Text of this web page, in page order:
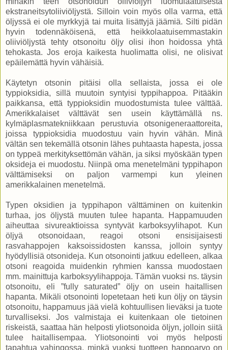
ekstraneitsytoliiviöljystä. Silloin voin myös olla varma, että
öljyssä ei ole myrkkyjä tai muita lisättyjä jäämiä. Silti pidän
hyvin todennäköisenä, että heikkolaatuisemmastakin
oliiviöljystä tehty otsonoitu öljy olisi ihon hoidossa yhtä
tehokasta. Jos eroja kaikesta huolimatta olisi, ne olisivat
epäilemättä hyvin vähäisiä.
Käytetyn otsonin pitäisi olla sellaista, jossa ei ole
typpioksidia, sillä muutoin syntyisi typpihappoa. Pitääkin
paikkansa, että typpioksidin muodostumista tulee välttää.
Amerikkalaiset välttävät sen usein käyttämällä ns.
kylmäplasmatekniikkaan perustuvia otsonigeneraattoreita,
joissa typpioksidia muodostuu vain hyvin vähän. Minä
vältän sen tekemällä otsonin lähes puhtaasta hapesta, jossa
on typpeä merkityksettömän vähän, ja siksi myöskään typen
oksideja ei muodostu. Niinpä oma menetelmäni typpihapon
välttämiseksi on paljon varmempi kun yleinen
amerikkalainen menetelmä.
Typen oksidien ja typpihapon välttäminen on kuitenkin
turhaa, jos öljystä muuten tulee hapanta. Happamuuden
aiheuttaa sivureaktioissa syntyvät karboksyylihapot. Kun
öljyä otsonoidaan, reagoi otsoni ensisijaisesti
rasvahappojen kaksoissidosten kanssa, jolloin syntyy
hyödyllisiä otsonideja. Kun otsonointi jatkuu edelleen, alkaa
otsoni reagoida muidenkin ryhmien kanssa muodostaen
mm. mainittuja karboksyylihappoja. Tämän vuoksi ns. täysin
otsonoitu, eli ”fully saturated” öljy on usein haitallisen
hapanta. Mikäli otsonointi lopetetaan heti kun öljy on täysin
otsonoitu, happamuus jää vielä kohtuullisen lieväksi ja tuote
turvalliseksi. Jos valmistaja ei kuitenkaan ole tietoinen
riskeistä, saattaa hän helposti yliotsonoida öljyn, jolloin siitä
tulee haitallisempaa. Yliotsonointi voi myös helposti
tapahtua vahingossa, minkä vuoksi tuotteen happoarvo on